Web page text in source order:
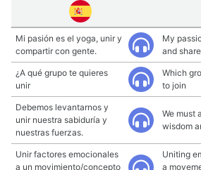
Mi pasión es el yoga, unir y
compartir con gente.
My
and
¿A qué grupo te quieres
unir
Which
to join
Debemos levantarnos y
unir nuestra sabiduría y
nuestras fuerzas.
We must
wisdom
Unir factores emocionales
a un movimiento/concepto
Uniting
a